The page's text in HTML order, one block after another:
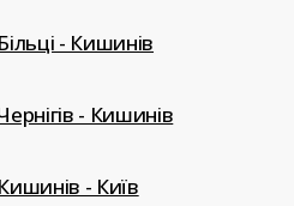
- Кишинів
- Кишинів
- Київ